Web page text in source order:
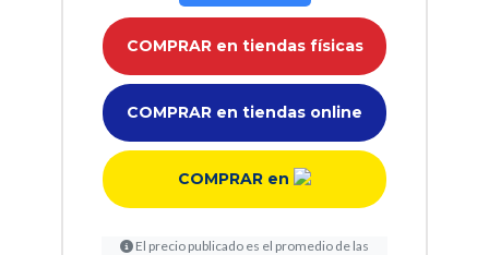
COMPRAR en tiendas físicas
COMPRAR en tiendas online
COMPRAR en
El precio publicado es el promedio de las